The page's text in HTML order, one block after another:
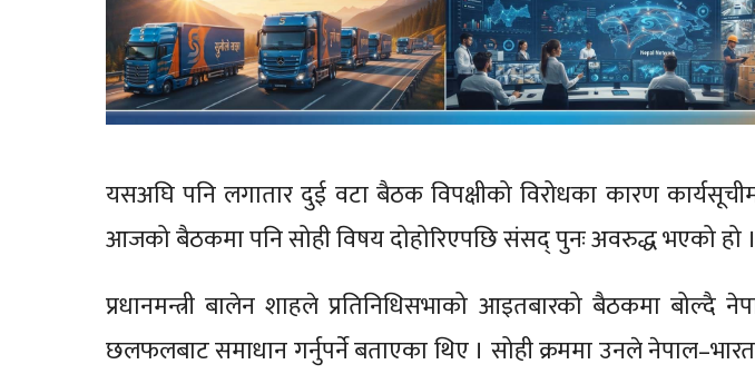
यसअघि पनि लगातार दुई वटा बैठक विपक्षीको विरोधका कारण
आजको बैठकमा पनि सोही विषय दोहोरिएपछि संसद् पुनः अवरुद्ध भएको हो ।
प्रधानमन्त्री बालेन शाहले प्रतिनिधिसभाको आइतबारको बैठकमा बोल्दै
छलफलबाट समाधान गर्नुपर्ने बताएका थिए । सोही क्रममा उनले